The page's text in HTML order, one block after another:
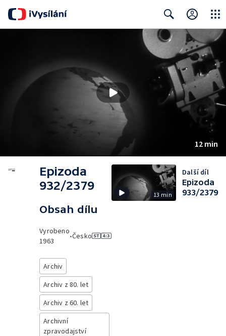
Search Close
12 min
Epizoda
932/2379
Obsah dílu
Vyrobeno
1963
•Česko
Archiv
Archiv z 80. let
Archiv z 60. let
Archivní
zpravodajství
13 min
Další díl
Epizoda
933/2379